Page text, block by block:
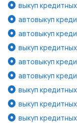
выкуп
автовыкуп
автовыкуп
выкуп
автовыкуп
автовыкуп
выкуп
выкуп
выкуп